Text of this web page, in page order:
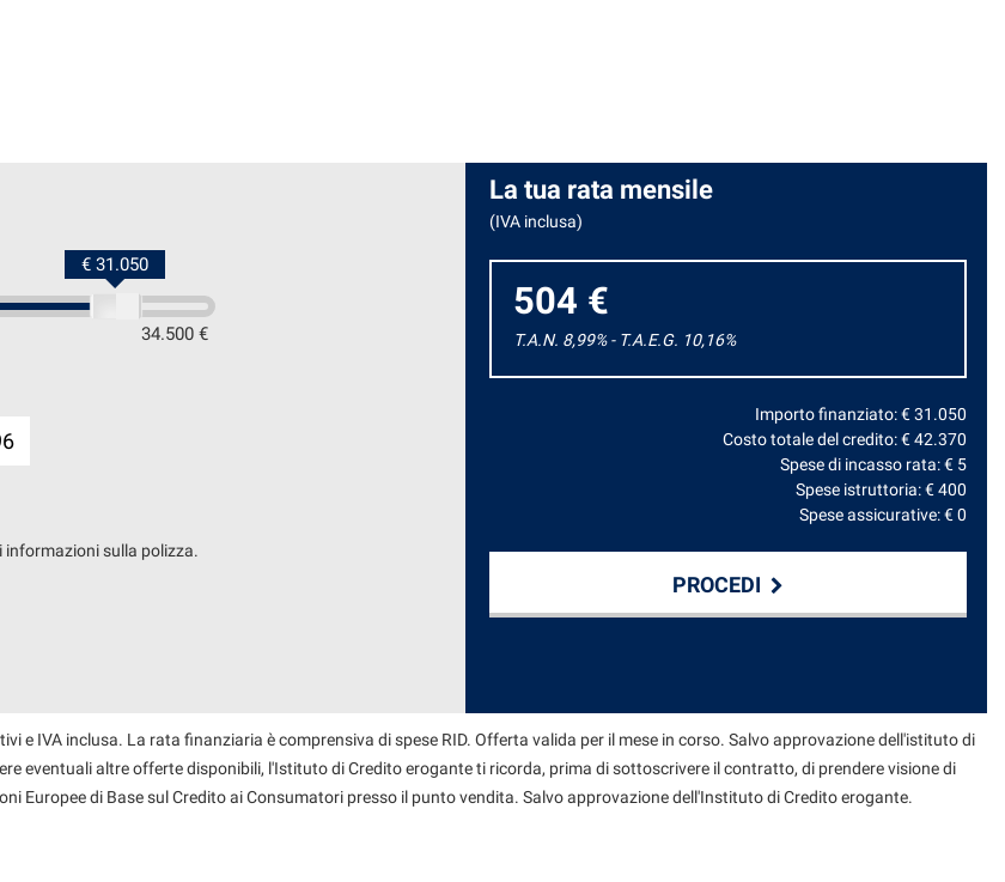
34.500 €
€ 31.050
sulla polizza.
La tua rata mensile
(IVA inclusa)
504 €
T.A.N. 8,99% - T.A.E.G. 10,16%
Importo finanziato: €31.050
Costo totale del credito: €42.370
Spese di incasso rata: € 5
Spese istruttoria: €400
Spese assicurative: €0
PROCEDI
e IVA inclusa. La rata finanziaria è comprensiva di spese RID. Offerta valida per il mese in corso. Salvo approvazione dell'istituto di
eventuali altre offerte disponibili, l'Istituto di Credito erogante ti ricorda, prima di sottoscrivere il contratto, di prendere visione di
Europee di Base sul Credito ai Consumatori presso il punto vendita. Salvo approvazione dell'Instituto di Credito erogante.